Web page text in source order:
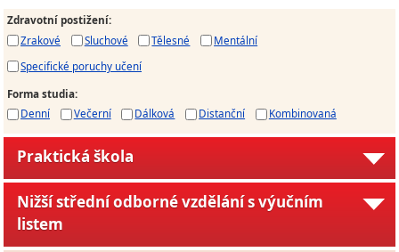
Zdravotní postižení:
Zrakové
Sluchové Tělesné
Mentální
Specifické poruchy učení
Forma studia:
Denní
Večerní Dálková Distanční Kombinovaná
Praktická škola
Nižší střední odborné vzdělání s výučním
listem